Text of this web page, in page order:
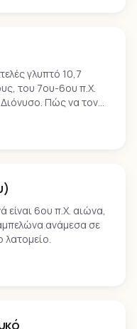
γλυπτό 10,7
του 7ου-6ου π.Χ.
Διόνυσο. Πώς να τον
είναι 6ου π.Χ. αιώνα,
ανάμεσα σε
λατομείο.